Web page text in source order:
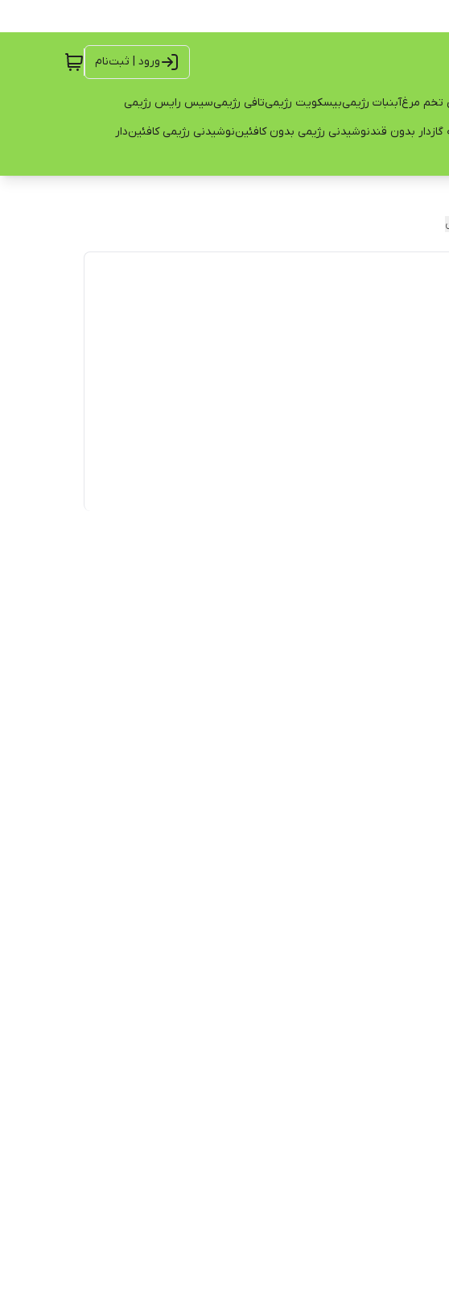
ورود | ثبت‌نام
تخم مرغآبنبات رژیمیبیسکویت رژیمیتافی رژیمیسیس رایس رژیمی
گازدار بدون قندنوشیدنی رژیمی بدون کافئیننوشیدنی رژیمی کافئین‌دار